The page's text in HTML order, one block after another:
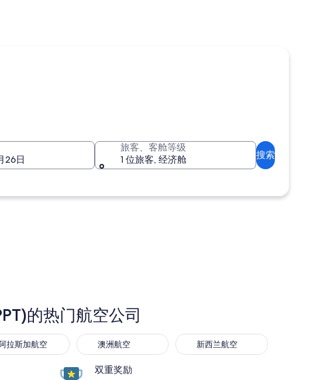
26日
旅客、客舱等级
1 位旅客, 经济舱
搜索
的热门航空公司
拉斯加航空
加航空 澳洲航空
澳洲航空 新西兰航空
新西兰航空
双重奖励